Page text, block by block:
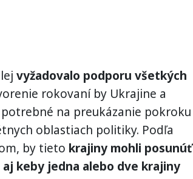
vyžadovalo podporu všetkých
rokovaní by Ukrajine a
na preukázanie pokroku
oblastiach politiky. Podľa
by tieto krajiny mohli posunúť
keby jedna alebo dve krajiny